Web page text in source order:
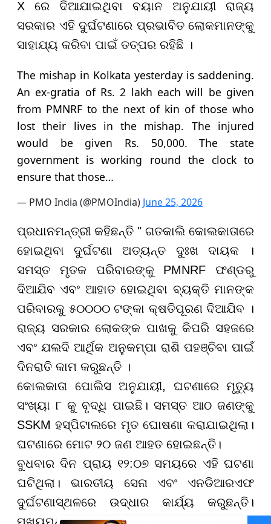
X ରେ ଦିଆଯାଇଥିବା ବୟାନ ଅନୁଯାୟୀ ରାଜ୍ୟ
ସରକାର ଏହି ଦୁର୍ଘଟଣାରେ ପ୍ରଭାବିତ ଲୋକମାନଙ୍କୁ
ସାହାଯ୍ୟ କରିବା ପାଇଁ ତତ୍ପର ରହିଛି ।
The mishap in Kolkata yesterday is saddening.
An ex-gratia of Rs. 2 lakh each will be given
from PMNRF to the next of kin of those who
lost their lives in the mishap. The injured
would be given Rs. 50,000. The state
government is working round the clock to
ensure that those…
— PMO India (@PMOIndia) June 25, 2026
ପ୍ରଧାନମନ୍ତ୍ରୀ କହିଛନ୍ତି " ଗତକାଲି କୋଲକାତାରେ
ହୋଇଥିବା ଦୁର୍ଘଟଣା ଅତ୍ୟନ୍ତ ଦୁଃଖ ଦାୟକ ।
ସମସ୍ତ ମୃତକ ପରିବାରଙ୍କୁ PMNRF ଫଣ୍ଡରୁ
ଦିଆଯିବ ଏବଂ ଆହାତ ହୋଇଥିବା ବ୍ୟକ୍ତି ମାନଙ୍କ
ପରିବାରକୁ ୫୦୦୦୦ ଟଙ୍କା କ୍ଷତିପୂରଣ ଦିଆଯିବ ।
ରାଜ୍ୟ ସରକାର ଲୋକଙ୍କ ପାଖକୁ କିପରି ସହଜରେ
ଏବଂ ଯଲଦି ଆର୍ଥିକ ଅନୁକମ୍ପା ରାଶି ପହଞ୍ଚିବା ପାଇଁ
ଦିନରାତି କାମ କରୁଛନ୍ତି ।
କୋଲକାତା ପୋଲିସ ଅନୁଯାୟୀ, ଘଟଣାରେ ମୃତ୍ୟୁ
ସଂଖ୍ୟା ୮ କୁ ବୃଦ୍ଧି ପାଇଛି। ସମସ୍ତ ଆଠ ଜଣଙ୍କୁ
SSKM ହସ୍ପିଟାଲରେ ମୃତ ଘୋଷଣା କରାଯାଇଥିଲା।
ଘଟଣାରେ ମୋଟ ୨୦ ଜଣ ଆହତ ହୋଇଛନ୍ତି।
ବୁଧବାର ଦିନ ପ୍ରାୟ ୧୨:୦୭ ସମୟରେ ଏହି ଘଟଣା
ଘଟିଥିଲା। ଭାରତୀୟ ସେନା ଏବଂ ଏନଡିଆରଏଫ
ଦୁର୍ଘଟଣାସ୍ଥଳରେ ଉଦ୍ଧାର କାର୍ଯ୍ୟ କରୁଛନ୍ତି।